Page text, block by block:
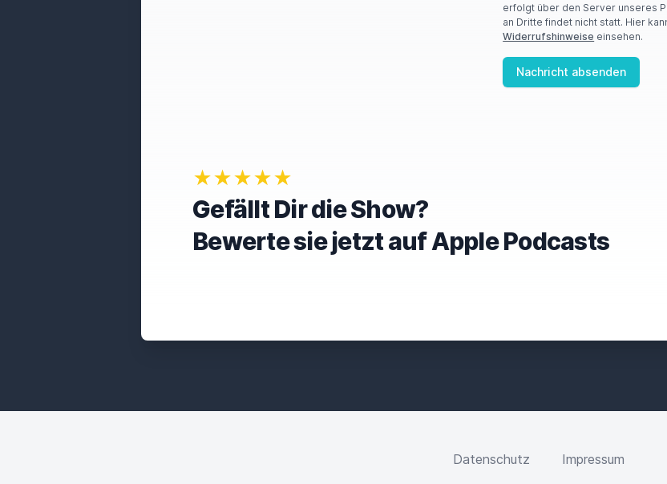
erfolgt über den Server unseres
an Dritte findet nicht statt. Hier
Widerrufshinweise einsehen.
Nachricht absenden
★★★★★
Gefällt Dir die Show?
Bewerte sie jetzt auf Apple Podcasts
Datenschutz Impressum